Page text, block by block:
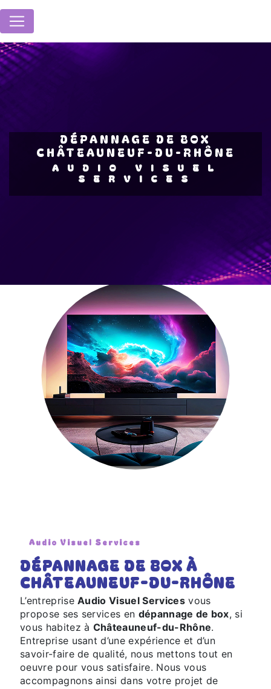
DÉPANNAGE DE BOX
CHÂTEAUNEUF-DU-RHÔNE
AUDIO VISUEL
SERVICES
Audio Visuel Services
DÉPANNAGE DE BOX À
CHÂTEAUNEUF-DU-RHÔNE
L’entrepriseAudio Visuel Servicesvous
propose ses services en dépannage de box, si
vous habitez à Châteauneuf-du-Rhône.
Entreprise usant d’une expérience et d’un
savoir-faire de qualité, nous mettons tout en
oeuvre pour vous satisfaire. Nous vous
accompagnons ainsi dans votre projet de
Panneau de gestion des cookies